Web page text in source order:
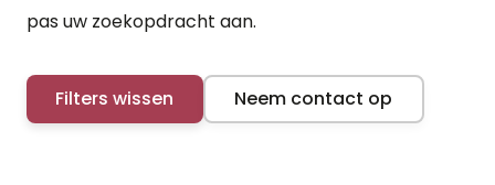
pas uw zoekopdracht aan.
Filters wissen Neem contact op